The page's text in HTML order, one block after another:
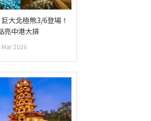
大北極熊3/6登場！
亮中港大排
2026